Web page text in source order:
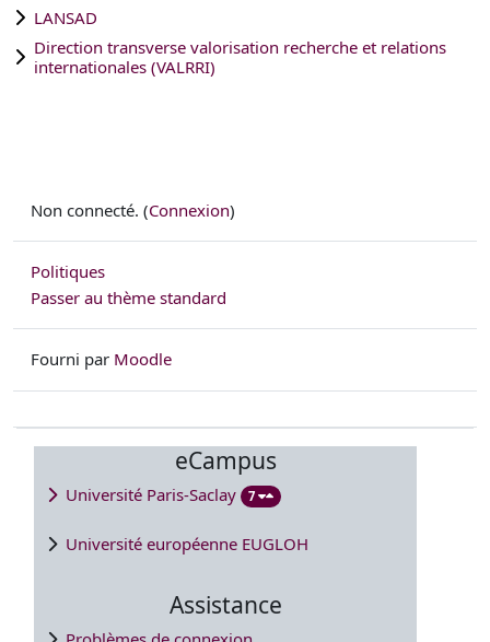
LANSAD
Direction transverse valorisation recherche et relations
internationales (VALRRI)
Non connecté. (Connexion)
Politiques
Passer au thème standard
Fourni par Moodle
eCampus
Université Paris-Saclay 7
Université européenne EUGLOH
Assistance